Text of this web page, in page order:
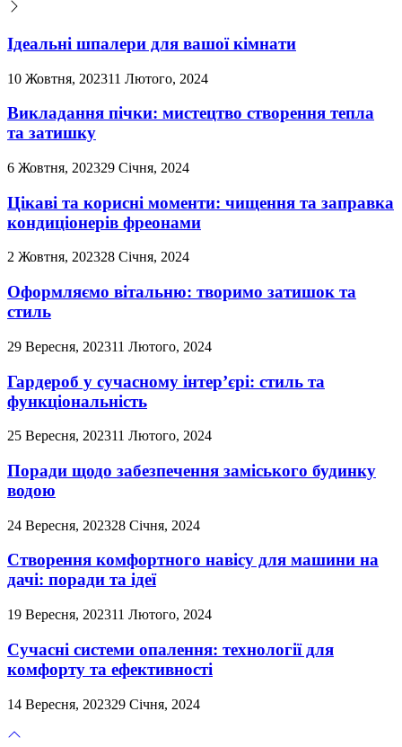
Ідеальні шпалери для вашої кімнати
10 Жовтня, 202311 Лютого, 2024
Викладання пічки: мистецтво створення тепла
та затишку
6 Жовтня, 202329 Січня, 2024
Цікаві та корисні моменти: чищення та заправка
кондиціонерів фреонами
2 Жовтня, 202328 Січня, 2024
Оформляємо вітальню: творимо затишок та
стиль
29 Вересня, 202311 Лютого, 2024
Гардероб у сучасному інтер’єрі: стиль та
функціональність
25 Вересня, 202311 Лютого, 2024
Поради щодо забезпечення заміського будинку
водою
24 Вересня, 202328 Січня, 2024
Створення комфортного навісу для машини на
дачі: поради та ідеї
19 Вересня, 202311 Лютого, 2024
Сучасні системи опалення: технології для
комфорту та ефективності
14 Вересня, 202329 Січня, 2024
Прокрутка